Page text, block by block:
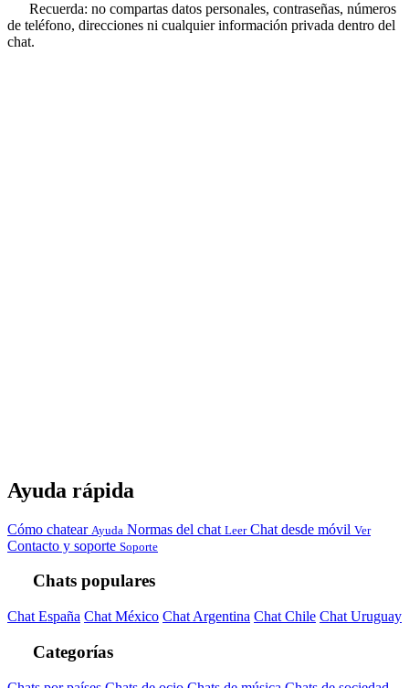
Recuerda: no compartas datos personales, contraseñas, números
de teléfono, direcciones ni cualquier información privada dentro del
chat.
Ayuda rápida
Cómo chatear Ayuda Normas del chat Leer Chat desde móvil Ver
Contacto y soporte Soporte
Chats populares
Chat España Chat México Chat Argentina Chat Chile Chat Uruguay
Categorías